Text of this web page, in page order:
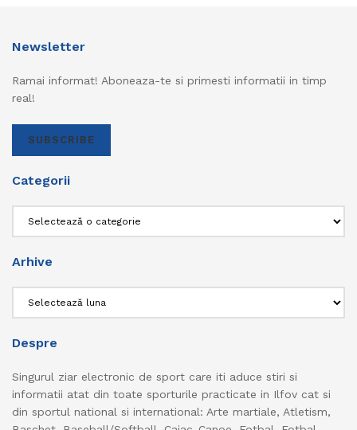
Newsletter
Ramai informat! Aboneaza-te si primesti informatii in timp
real!
SUBSCRIBE
Categorii
Arhive
Despre
Singurul ziar electronic de sport care iti aduce stiri si
informatii atat din toate sporturile practicate in Ilfov cat si
din sportul national si international: Arte martiale, Atletism,